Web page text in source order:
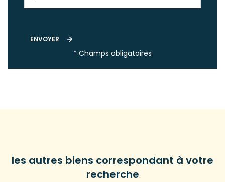
ENVOYER
* Champs obligatoires
les autres biens correspondant à votre
recherche